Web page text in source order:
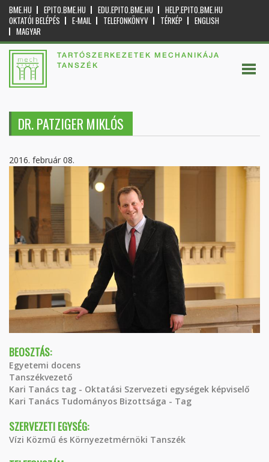
BME.HU EPITO.BME.HU EDU.EPITO.BME.HU
HELP.EPITO.BME.HU
OKTATÓI BELÉPÉS
E-MAIL TELEFONKÖNYV TÉRKÉP
ENGLISH
MAGYAR
TARTÓSZERKEZETEK MECHANIKÁJA
TANSZÉK
DR. PATZIGER MIKLÓS
2016. február 08.
BEOSZTÁS:
Egyetemi docens
Tanszékvezető
Kari Tanács tag - Oktatási Szervezeti egységek képviselő
Kari Tanács Tudományos Bizottsága - Tag
SZERVEZETI EGYSÉG:
Vízi Közmű és Környezetmérnöki Tanszék